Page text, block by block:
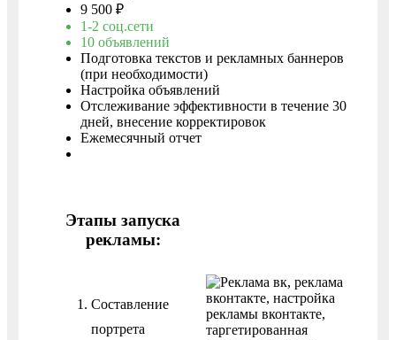
9 500 ₽
1-2 соц.сети
10 объявлений
Подготовка текстов и рекламных баннеров
(при необходимости)
Настройка объявлений
Отслеживание эффективности в течение 30
дней, внесение корректировок
Ежемесячный отчет
Этапы запуска
рекламы:
Составление
портрета